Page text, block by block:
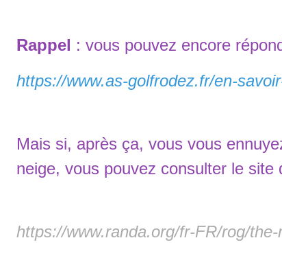
Rappel : vous pouvez encore
https://www.as-golfrodez.fr/en-
Mais si, après ça, vous vous
neige, vous pouvez consulter le
https://www.randa.org/fr-FR/rog/